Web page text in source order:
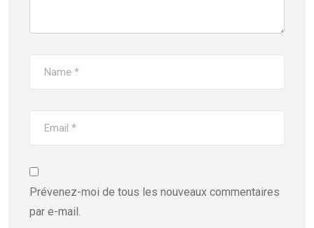
Prévenez-moi de tous les nouveaux commentaires
par e-mail.